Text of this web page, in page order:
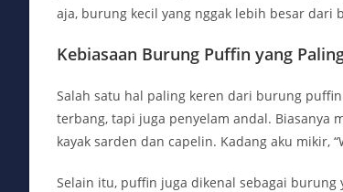
aja, burung kecil yang nggak lebih besar dari
Kebiasaan Burung Puffin yang
Salah satu hal paling keren dari burung
terbang, tapi juga penyelam andal. Biasanya
kayak sarden dan capelin. Kadang aku mikir,
Selain itu, puffin juga dikenal sebagai burung